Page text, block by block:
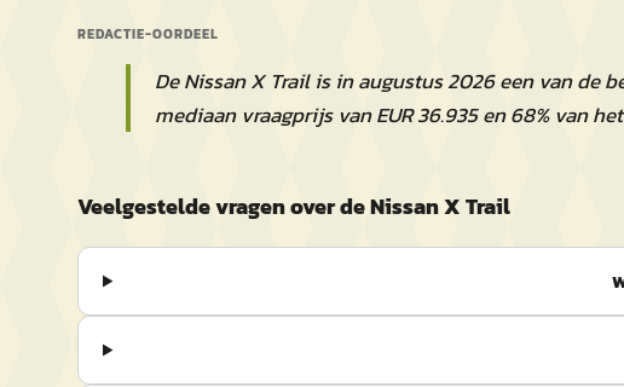
REDACTIE-OORDEEL
De Nissan X Trail is in augustus 2026 een van de
mediaan vraagprijs van EUR 36.935 en 68% van
Veelgestelde vragen over de Nissan X Trail